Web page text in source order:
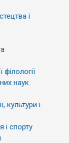
і
наук
культури і
і спорту